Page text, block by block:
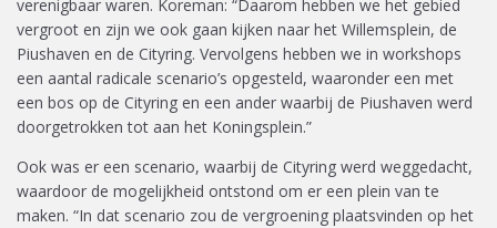
verenigbaar waren. Koreman: “Daarom hebben we het gebied
vergroot en zijn we ook gaan kijken naar het Willemsplein, de
Piushaven en de Cityring. Vervolgens hebben we in workshops
een aantal radicale scenario’s opgesteld, waaronder een met
een bos op de Cityring en een ander waarbij de Piushaven werd
doorgetrokken tot aan het Koningsplein.”
Ook was er een scenario, waarbij de Cityring werd weggedacht,
waardoor de mogelijkheid ontstond om er een plein van te
maken. “In dat scenario zou de vergroening plaatsvinden op het